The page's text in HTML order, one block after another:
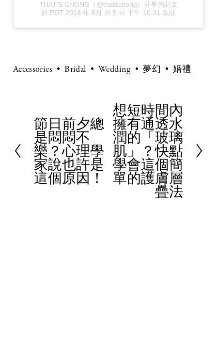
THAT’S CHONG（@thatschong）分享的貼文
於 PDT 2018 年 6月 月 5 日 下午 10:31 張貼
Accessories Bridal Wedding 夢幻 婚禮
P
r
e
v
i
節日前夕總
是悶悶不
樂？心理學
家說也許是
這個原因！
N想短時間內
擁有通透水
潤的「玻璃
肌」？快點
學會這個簡
單的護膚層
疊法